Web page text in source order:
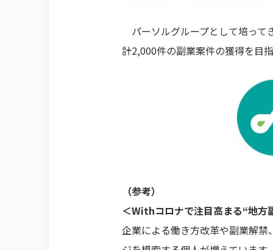
パーソルグループとして培って
計2,000件の副業案件の獲得を目
（参考）
＜Withコロナで注目高まる“地方
企業による働き方改革や副業解